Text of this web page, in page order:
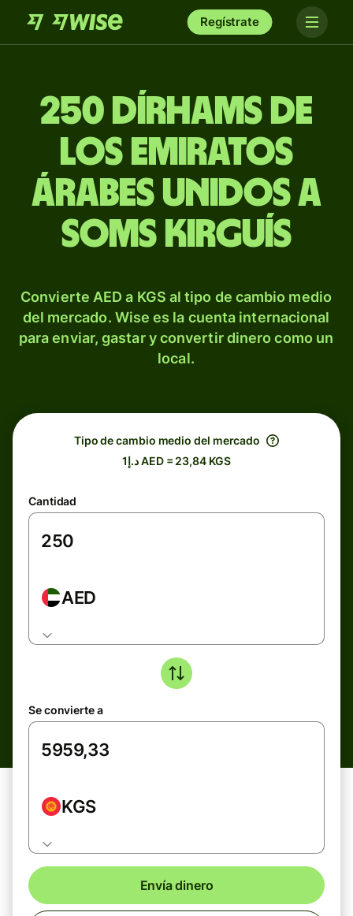
Regístrate
250 dírhams de
los Emiratos
Árabes Unidos a
soms kirguís
Convierte AED a KGS al tipo de cambio medio
del mercado. Wise es la cuenta internacional
para enviar, gastar y convertir dinero como un
local.
Tipo de cambio medio del mercado
د.إ1 AED = 23,84 KGS
Cantidad
AED
Se convierte a
KGS
Envía dinero